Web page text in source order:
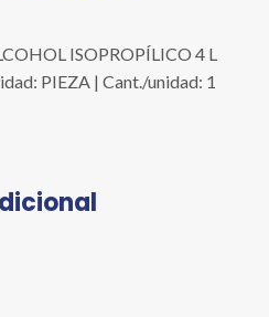
ISOPROPÍLICO 4 L
PIEZA | Cant./unidad: 1